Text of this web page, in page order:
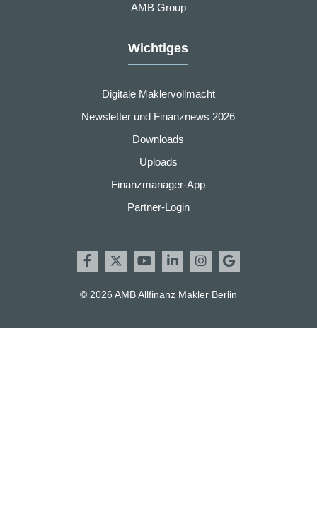
AMB Group
Wichtiges
Digitale Maklervollmacht
Newsletter und Finanznews 2026
Downloads
Uploads
Finanzmanager-App
Partner-Login
© 2026 AMB Allfinanz Makler Berlin